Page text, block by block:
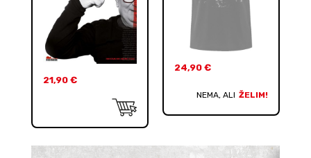
21,90 €
24,90 €
NEMA, ALI ŽELIM!